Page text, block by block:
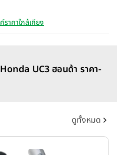
ราคาใกล้เคียง
UC3 ฮอนด้า ราคา-
ดูทั้งหมด